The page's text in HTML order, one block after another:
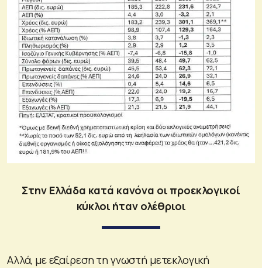
Στην Ελλάδα κατά κανόνα οι προεκλογικοί
κύκλοι ήταν ολέθριοι
Αλλά, με εξαίρεση τη γνωστή μετεκλογική